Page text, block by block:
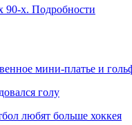
90-х. Подробности
мини-платье и
голу
любят больше хоккея